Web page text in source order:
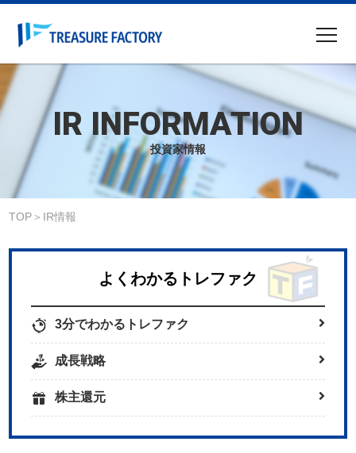
企業情報
事業内容
ニュース
IR情報
サイトマップ
English IR
IR INFORMATION
投資家情報
TOP IR情報
よくわかるトレファク
3分でわかるトレファク
成長戦略
株主還元